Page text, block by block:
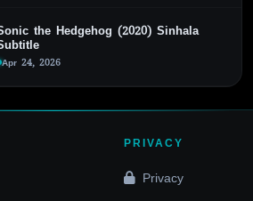
the Hedgehog (2020) Sinhala
Apr 24, 2026
PRIVACY
Privacy